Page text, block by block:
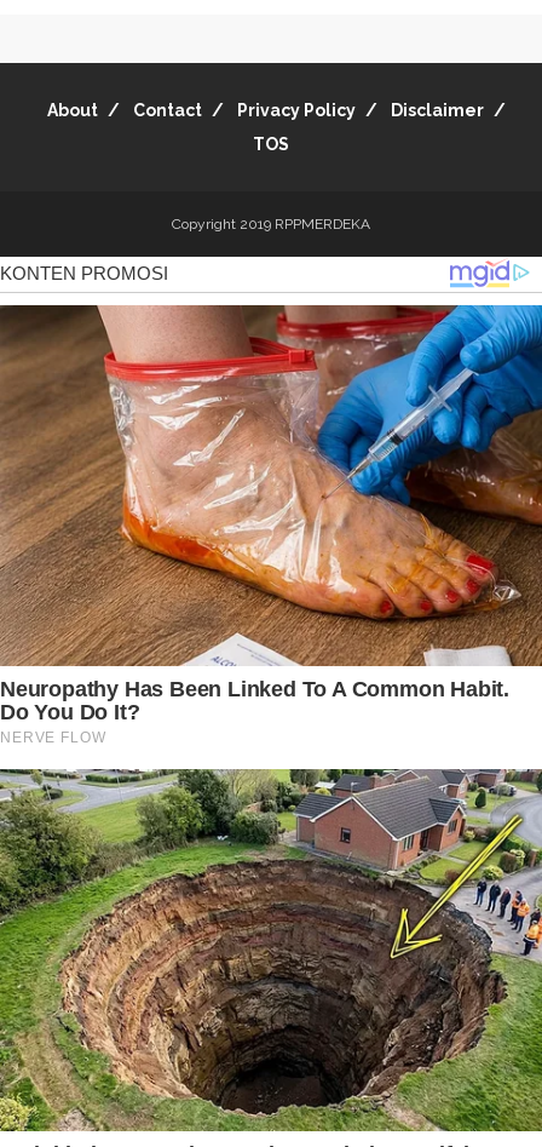
About Contact Privacy Policy
Disclaimer
TOS
Copyright 2019 RPPMERDEKA